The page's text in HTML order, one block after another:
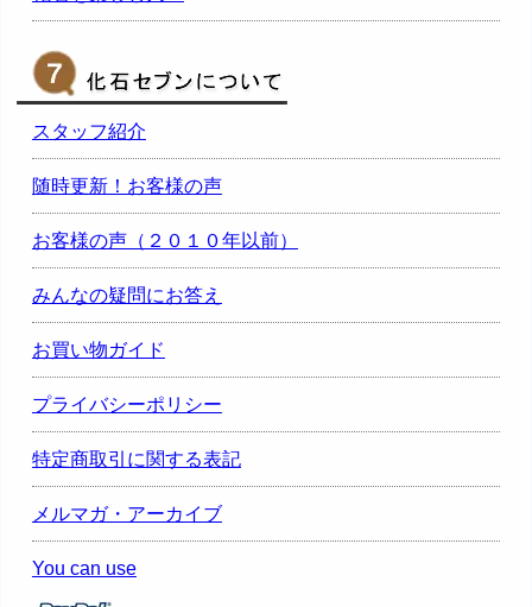
スタッフ紹介
随時更新！お客様の声
お客様の声（２０１０年以前）
みんなの疑問にお答え
お買い物ガイド
プライバシーポリシー
特定商取引に関する表記
メルマガ・アーカイブ
You can use